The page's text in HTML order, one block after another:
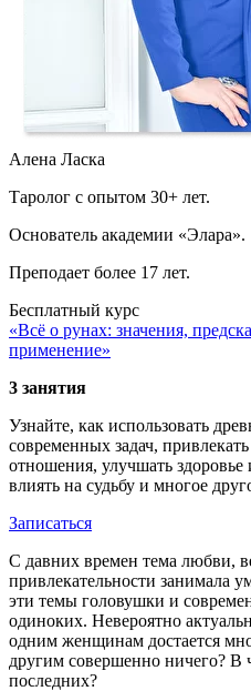
Алена Ласка
Таролог с опытом 30+ лет.
Основатель академии «Элара».
Преподает более 17 лет.
Бесплатный курс
«Всё о рунах: значения,
применение»
3 занятия
Узнайте, как использовать
современных задач,
отношения, улучшать здоровье
влиять на судьбу и многое
Записаться
С давних времен тема любви,
привлекательности
эти темы головушки и
одиноких. Невероятно
одним женщинам достается
другим совершенно ничего? В
последних?